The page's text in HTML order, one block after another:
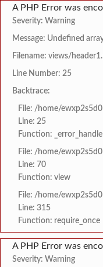
A PHP Error was
Severity: Warning
Message: Undefined
Filename: views/
Line Number: 25
Backtrace:
File: /home/
Line: 25
Function:
File: /home/
Line: 70
Function: view
File: /home/
Line: 315
Function: require_once
A PHP Error was
Severity: Warning